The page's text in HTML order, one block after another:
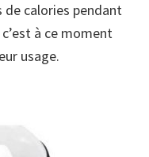
de calories pendant
à ce moment
usage.